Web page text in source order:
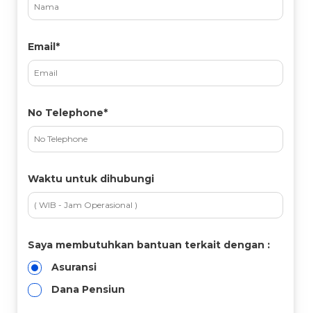
Email*
No Telephone*
Waktu untuk dihubungi
Saya membutuhkan bantuan terkait dengan :
Asuransi
Dana Pensiun